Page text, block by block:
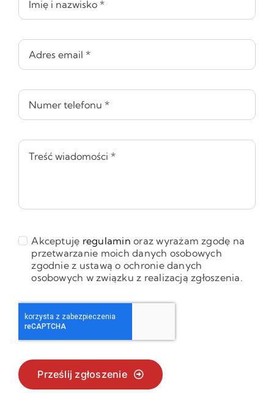
Akceptuję regulamin oraz wyrażam zgodę na
przetwarzanie moich danych osobowych
zgodnie z ustawą o ochronie danych
osobowych w związku z realizacją zgłoszenia.
Prześlij zgłoszenie